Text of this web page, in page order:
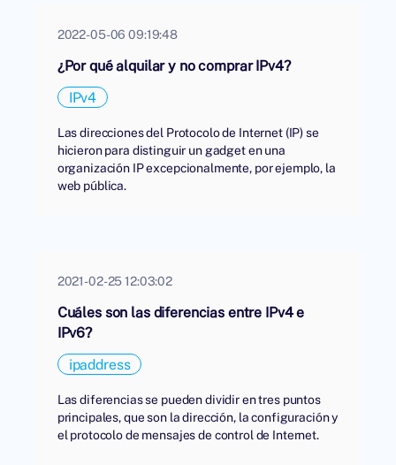
2022-05-06 09:19:48
¿Por qué alquilar y no comprar IPv4?
IPv4
Las direcciones del Protocolo de Internet (IP) se
hicieron para distinguir un gadget en una
organización IP excepcionalmente, por ejemplo, la
web pública.
2021-02-25 12:03:02
Cuáles son las diferencias entre IPv4 e
IPv6?
ipaddress
Las diferencias se pueden dividir en tres puntos
principales, que son la dirección, la configuración y
el protocolo de mensajes de control de Internet.